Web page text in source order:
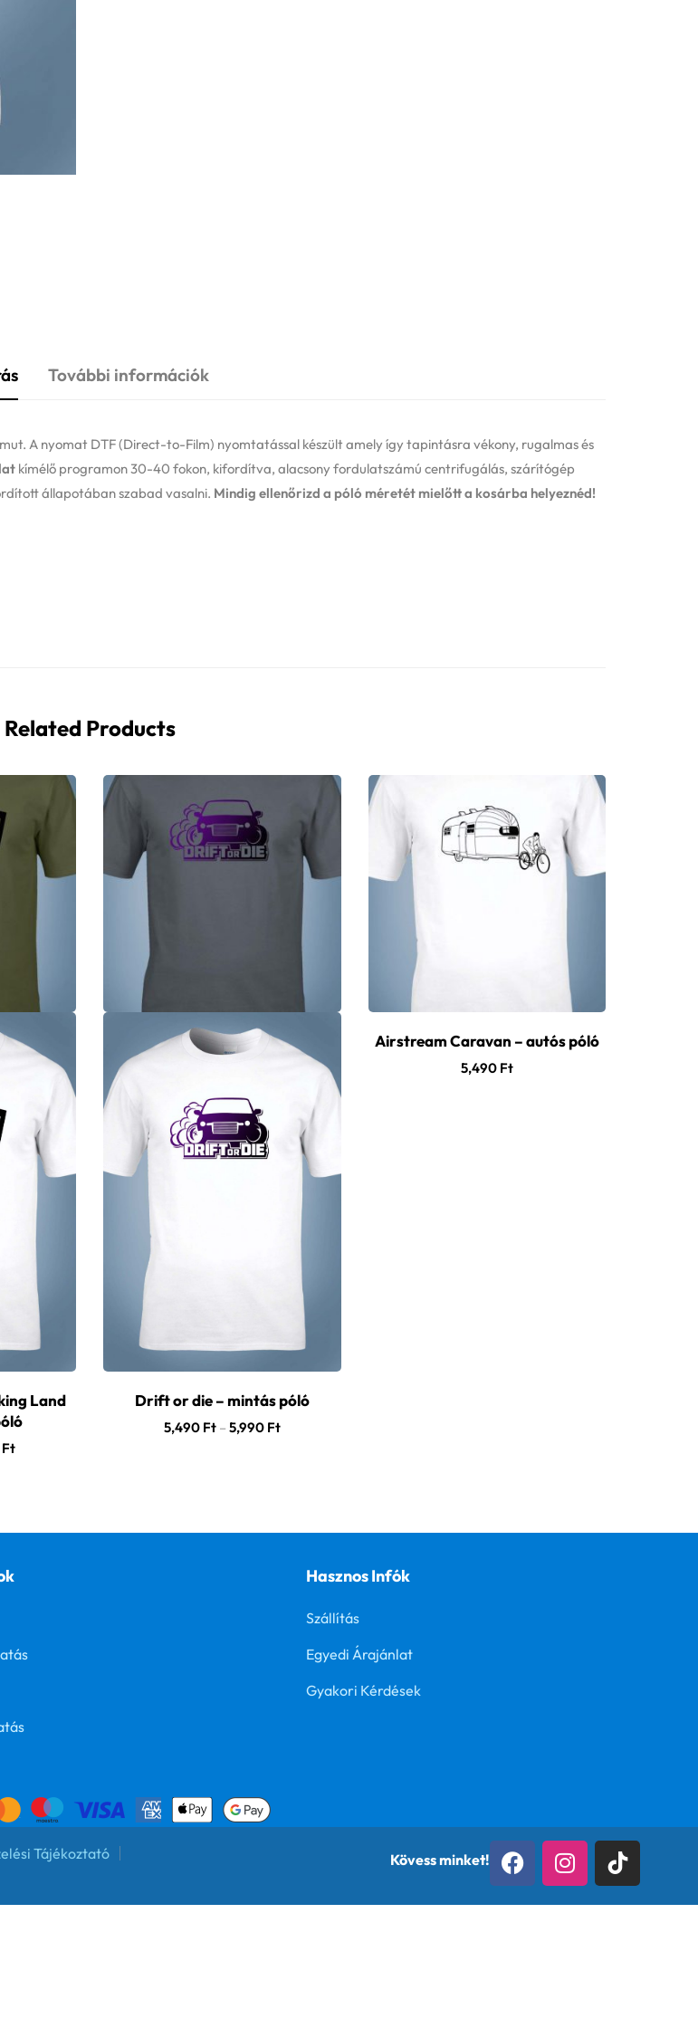
További információk
A nyomat DTF (Direct-to-Film) nyomtatással készült amely így tapintásra vékony, rugalmas és
kímélő programon 30-40 fokon, kifordítva, alacsony fordulatszámú centrifugálás, szárítógép
állapotában szabad vasalni. Mindig ellenőrizd a póló méretét mielőtt a kosárba helyeznéd!
Related Products
Land
Ft
Drift or die – mintás póló
5,490 Ft – 5,990 Ft
Airstream Caravan – autós póló
5,490 Ft
Hasznos Infók
Szállítás
Egyedi Árajánlat
Gyakori Kérdések
Tájékoztató
Kövess minket!